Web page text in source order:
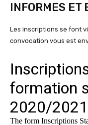
INFORMES ET
Les inscriptions se font
convocation vous est